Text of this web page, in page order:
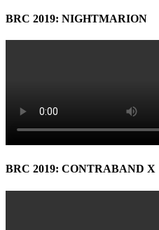
BRC 2019: NIGHTMARION
BRC 2019: CONTRABAND X